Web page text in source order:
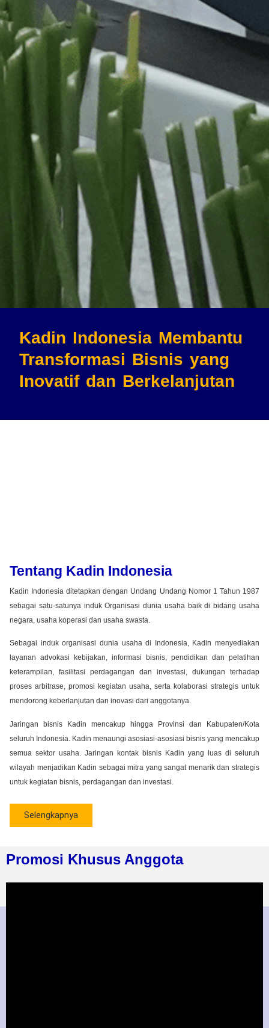
Kadin Indonesia Membantu
Transformasi Bisnis yang
Inovatif dan Berkelanjutan
Tentang Kadin Indonesia
Kadin Indonesia ditetapkan dengan Undang Undang Nomor 1 Tahun 1987
sebagai satu-satunya induk Organisasi dunia usaha baik di bidang usaha
negara, usaha koperasi dan usaha swasta.
Sebagai induk organisasi dunia usaha di Indonesia, Kadin menyediakan
layanan advokasi kebijakan, informasi bisnis, pendidikan dan pelatihan
keterampilan, fasilitasi perdagangan dan investasi, dukungan terhadap
proses arbitrase, promosi kegiatan usaha, serta kolaborasi strategis untuk
mendorong keberlanjutan dan inovasi dari anggotanya.
Jaringan bisnis Kadin mencakup hingga Provinsi dan Kabupaten/Kota
seluruh Indonesia. Kadin menaungi asosiasi-asosiasi bisnis yang mencakup
semua sektor usaha. Jaringan kontak bisnis Kadin yang luas di seluruh
wilayah menjadikan Kadin sebagai mitra yang sangat menarik dan strategis
untuk kegiatan bisnis, perdagangan dan investasi.
Selengkapnya
Promosi Khusus Anggota